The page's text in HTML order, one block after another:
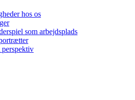
hos os
som arbejdsplads